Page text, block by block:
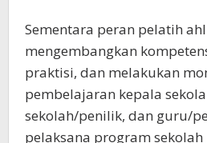
Sementara peran pelatih
mengembangkan
praktisi, dan melakukan
pembelajaran kepala
sekolah/penilik, dan guru/
pelaksana program sekolah